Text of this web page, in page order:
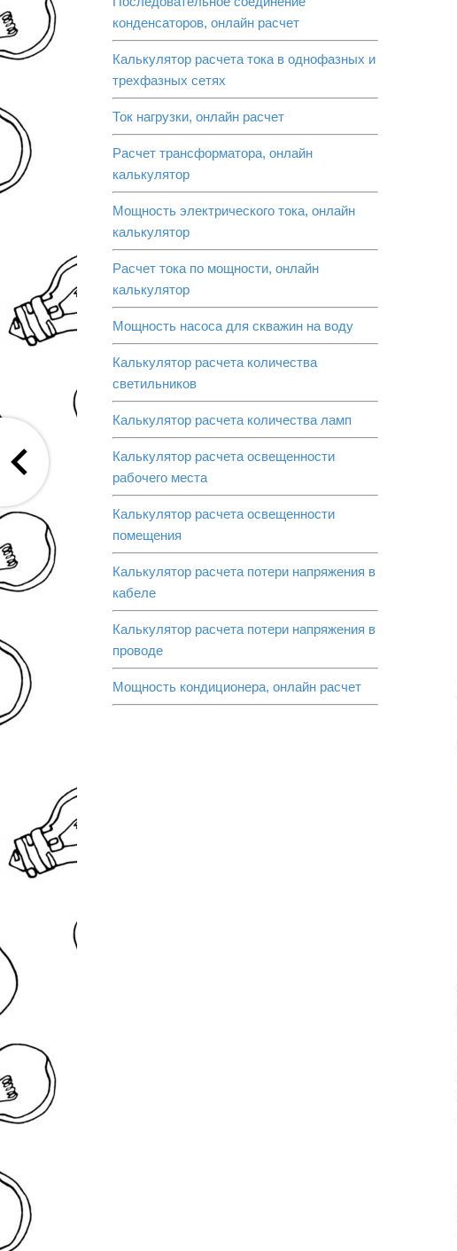
конденсаторов, онлайн расчет
Калькулятор расчета тока в однофазных и
трехфазных сетях
Ток нагрузки, онлайн расчет
Расчет трансформатора, онлайн
калькулятор
Мощность электрического тока, онлайн
калькулятор
Расчет тока по мощности, онлайн
калькулятор
Мощность насоса для скважин на воду
Калькулятор расчета количества
светильников
Калькулятор расчета количества ламп
Калькулятор расчета освещенности
рабочего места
Калькулятор расчета освещенности
помещения
Калькулятор расчета потери напряжения в
кабеле
Калькулятор расчета потери напряжения в
проводе
Мощность кондиционера, онлайн расчет